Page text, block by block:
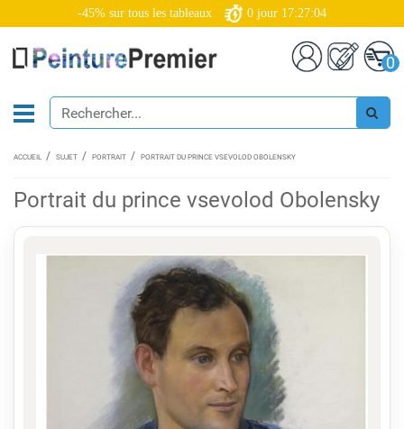
-45% sur tous les tableaux 0 jour 17:27:04
0
ACCUEIL SUJET PORTRAIT PORTRAIT DU PRINCE VSEVOLOD OBOLENSKY
Portrait du prince vsevolod Obolensky